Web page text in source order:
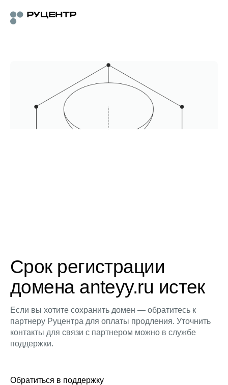
Срок регистрации
домена anteyy.ru истек
Если вы хотите сохранить домен — обратитесь к
партнеру Руцентра для оплаты продления. Уточнить
контакты для связи с партнером можно в службе
поддержки.
Обратиться в поддержку